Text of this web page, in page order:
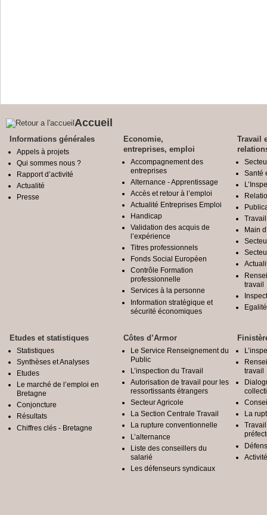
Accueil
Informations générales
Appels à projets
Qui sommes nous ?
Rapport d’activité
Actualité
Presse
Economie,
entreprises, emploi
Accompagnement des
entreprises
Alternance - Apprentissage
Accès et retour à l’emploi
Actualité Entreprises Emploi
Handicap
Validation des acquis de
l’expérience
Titres professionnels
Fonds Social Européen
Contrôle Formation
professionnelle
Services à la personne
Information stratégique et
sécurité économiques
Travail
Santé
Main
travail
Etudes et statistiques
Statistiques
Synthèses et Analyses
Etudes
Le marché de l’emploi en
Bretagne
Conjoncture
Résultats
Chiffres clés - Bretagne
Côtes d’Armor
Le Service Renseignement du
Public
L’inspection du Travail
Autorisation de travail pour les
ressortissants étrangers
Secteur Agricole
La Section Centrale Travail
La rupture conventionnelle
L’alternance
Liste des conseillers du
salarié
Les défenseurs syndicaux
travail
La